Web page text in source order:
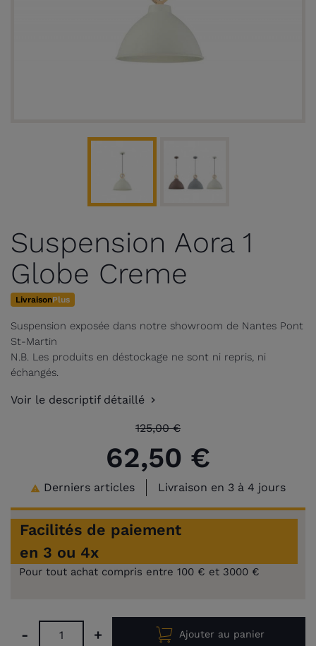
Suspension Aora 1
Globe Creme
LivraisonPlus
Suspension exposée dans notre showroom de Nantes Pont
St-Martin
N.B. Les produits en déstockage ne sont ni repris, ni
échangés.
Voir le descriptif détaillé
125,00 €
62,50 €
 Derniers articles Livraison en 3 à 4 jours
Facilités de paiement
en 3 ou 4x
Pour tout achat compris entre 100 € et 3000 €
- + Ajouter au panier